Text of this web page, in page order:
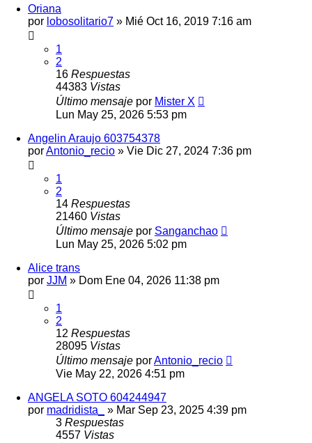
Oriana
por lobosolitario7 » Mié Oct 16, 2019 7:16 am
1
2
16 Respuestas
44383 Vistas
Último mensaje por Mister X
Lun May 25, 2026 5:53 pm
Angelin Araujo 603754378
porAntonio_recio » Vie Dic 27, 2024 7:36 pm
1
2
14 Respuestas
21460 Vistas
Último mensaje por Sanganchao
Lun May 25, 2026 5:02 pm
Alice trans
por JJM » Dom Ene 04, 2026 11:38 pm
1
2
12 Respuestas
28095 Vistas
Último mensaje porAntonio_recio
Vie May 22, 2026 4:51 pm
ANGELA SOTO 604244947
por madridista_ » Mar Sep 23, 2025 4:39 pm
3 Respuestas
4557 Vistas